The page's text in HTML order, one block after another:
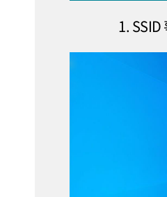
1. SSID